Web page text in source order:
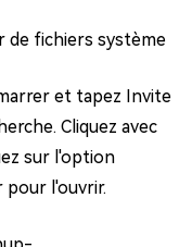
de fichiers système
et tapez Invite
Cliquez avec
sur l'option
pour l'ouvrir.